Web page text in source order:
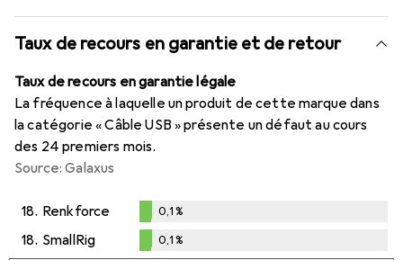
Taux de recours en garantie et de retour
Taux de recours en garantie légale
La fréquence à laquelle un produit de cette marque dans
la catégorie « Câble USB » présente un défaut au cours
des 24 premiers mois.
Source: Galaxus
18. Renkforce
%
0,1%
18. SmallRig 0,1%